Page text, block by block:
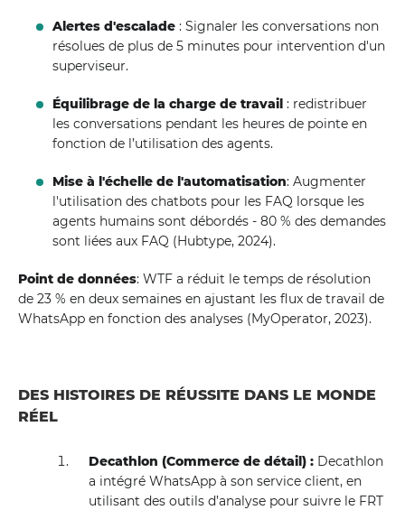
Alertes d'escalade : Signaler les conversations non
résolues de plus de 5 minutes pour intervention d'un
superviseur.
Équilibrage de la charge de travail : redistribuer
les conversations pendant les heures de pointe en
fonction de l’utilisation des agents.
Mise à l'échelle de l'automatisation: Augmenter
l'utilisation des chatbots pour les FAQ lorsque les
agents humains sont débordés - 80 % des demandes
sont liées aux FAQ (Hubtype, 2024).
Point de données: WTF a réduit le temps de résolution
de 23 % en deux semaines en ajustant les flux de travail de
WhatsApp en fonction des analyses (MyOperator, 2023).
DES HISTOIRES DE RÉUSSITE DANS LE MONDE
RÉEL
Decathlon (Commerce de détail) : Decathlon
a intégré WhatsApp à son service client, en
utilisant des outils d’analyse pour suivre le FRT